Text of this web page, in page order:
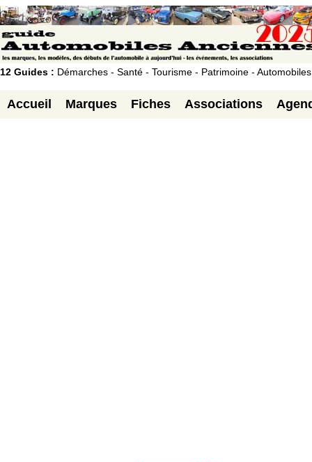
12 Guides : Démarches - Santé - Tourisme - Patrimoine - Automobiles
Accueil Marques Fiches Associations